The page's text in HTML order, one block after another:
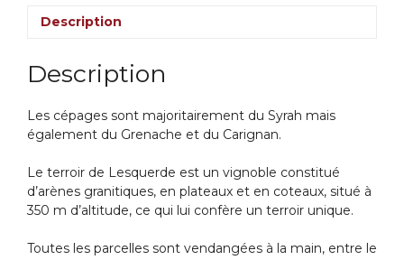
Côtes
Villages
M.Chapoutier
Description
Description
Les cépages sont majoritairement du Syrah mais
également du Grenache et du Carignan.
Le terroir de Lesquerde est un vignoble constitué
d’arènes granitiques, en plateaux et en coteaux, situé à
350 m d’altitude, ce qui lui confère un terroir unique.
Toutes les parcelles sont vendangées à la main, entre le